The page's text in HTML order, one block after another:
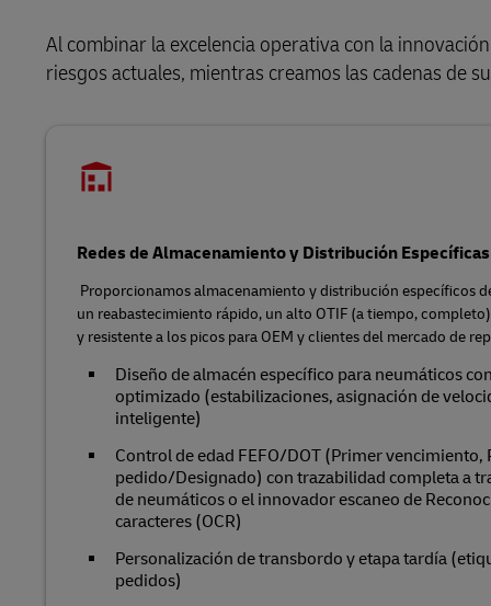
Al combinar la excelencia operativa con la
riesgos actuales, mientras creamos las cadenas de
Redes de Almacenamiento y Distribución
Proporcionamos almacenamiento y distribución específicos
un reabastecimiento rápido, un alto OTIF (a tiempo,
y resistente a los picos para OEM y clientes del mercado de
Diseño de almacén específico para neumáticos
optimizado (estabilizaciones, asignación de
inteligente)
Control de edad FEFO/DOT (Primer vencimiento,
pedido/Designado) con trazabilidad completa a
de neumáticos o el innovador escaneo de
caracteres (OCR)
Personalización de transbordo y etapa tardía
pedidos)